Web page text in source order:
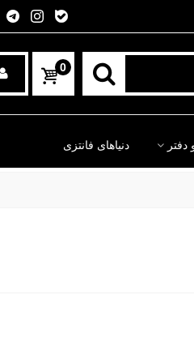
0
دفتر دنیاهای فانتزی